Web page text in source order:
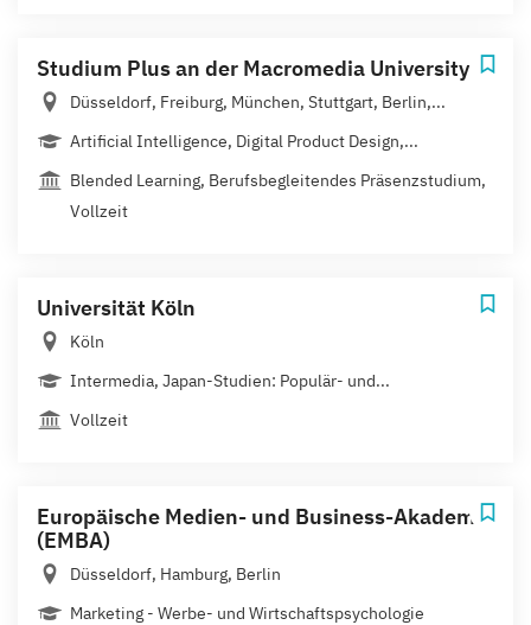
Studium Plus an der Macromedia University
Düsseldorf, Freiburg, München, Stuttgart, Berlin,...
Artificial Intelligence, Digital Product Design,...
Blended Learning, Berufsbegleitendes Präsenzstudium,
Vollzeit
Universität Köln
Köln
Intermedia, Japan-Studien: Populär- und...
Vollzeit
Europäische Medien- und Business-Akademie
(EMBA)
Düsseldorf, Hamburg, Berlin
Marketing - Werbe- und Wirtschaftspsychologie